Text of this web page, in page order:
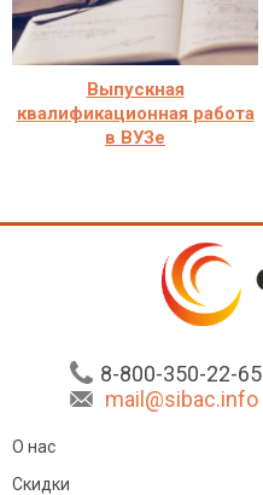
Выпускная
квалификационная работа
в ВУЗе
8-800-350-22-65
mail@sibac.info
О нас
Скидки